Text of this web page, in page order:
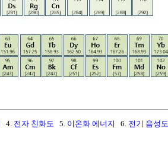
4. 전자 친화도 5. 이온화 에너지 6. 전기 음성도